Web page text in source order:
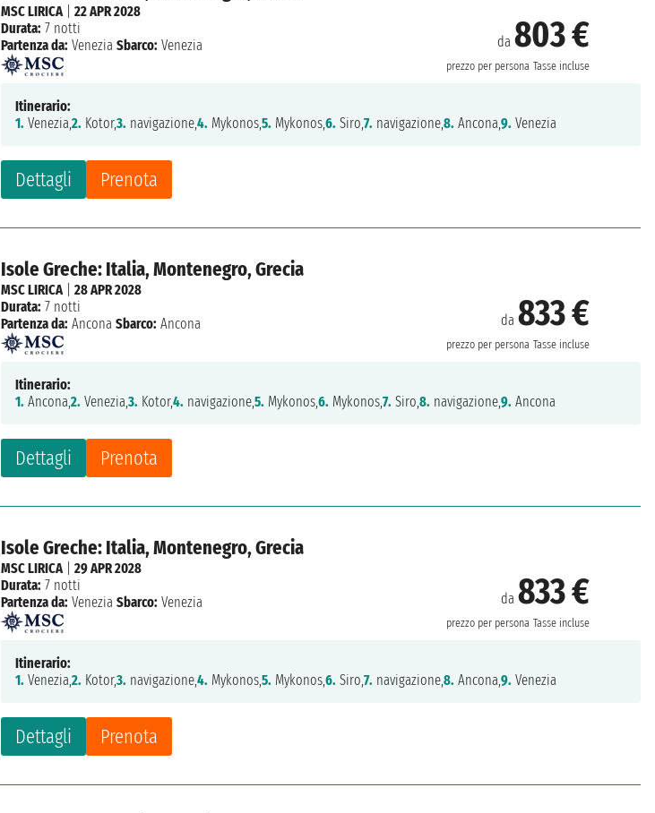
da803 €
prezzo per persona Tasse incluse
Dettagli Prenota
MSC LIRICA|22 APR 2028
Durata: 7 notti
Partenza da: Venezia Sbarco: Venezia
Itinerario:
1. Venezia,2. Kotor,3. navigazione,4. Mykonos,5. Mykonos,6. Siro,7. navigazione,8. Ancona,9. Venezia
Isole Greche: Italia, Montenegro, Grecia
da833 €
prezzo per persona Tasse incluse
Dettagli Prenota
MSC LIRICA|28 APR 2028
Durata: 7 notti
Partenza da: Ancona Sbarco: Ancona
Itinerario:
1. Ancona,2. Venezia,3. Kotor,4. navigazione,5. Mykonos,6. Mykonos,7. Siro,8. navigazione,9. Ancona
Isole Greche: Italia, Montenegro, Grecia
da833 €
prezzo per persona Tasse incluse
Dettagli Prenota
MSC LIRICA|29 APR 2028
Durata: 7 notti
Partenza da: Venezia Sbarco: Venezia
Itinerario:
1. Venezia,2. Kotor,3. navigazione,4. Mykonos,5. Mykonos,6. Siro,7. navigazione,8. Ancona,9. Venezia